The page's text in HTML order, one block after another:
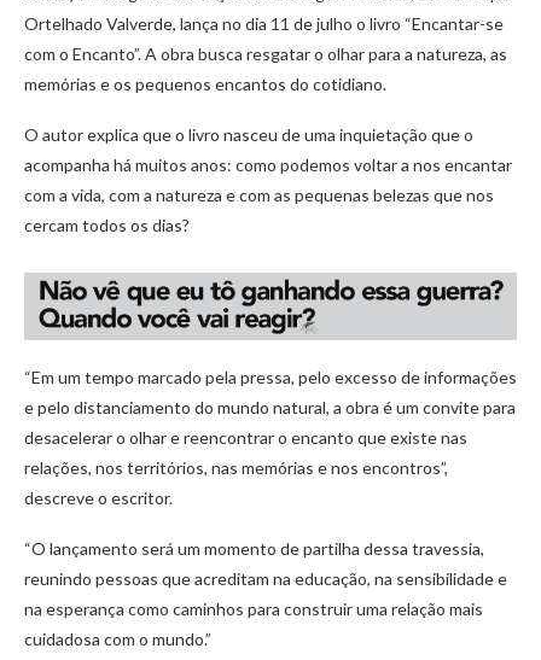
Ortelhado Valverde, lança no dia 11 de julho o livro “Encantar-se
com o Encanto”. A obra busca resgatar o olhar para a natureza, as
memórias e os pequenos encantos do cotidiano.
O autor explica que o livro nasceu de uma inquietação que o
acompanha há muitos anos: como podemos voltar a nos encantar
com a vida, com a natureza e com as pequenas belezas que nos
cercam todos os dias?
“Em um tempo marcado pela pressa, pelo excesso de informações
e pelo distanciamento do mundo natural, a obra é um convite para
desacelerar o olhar e reencontrar o encanto que existe nas
relações, nos territórios, nas memórias e nos encontros”,
descreve o escritor.
“O lançamento será um momento de partilha dessa travessia,
reunindo pessoas que acreditam na educação, na sensibilidade e
na esperança como caminhos para construir uma relação mais
cuidadosa com o mundo.”